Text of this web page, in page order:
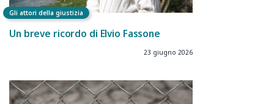
Gli attori della giustizia
Un breve ricordo di Elvio Fassone
23 giugno 2026